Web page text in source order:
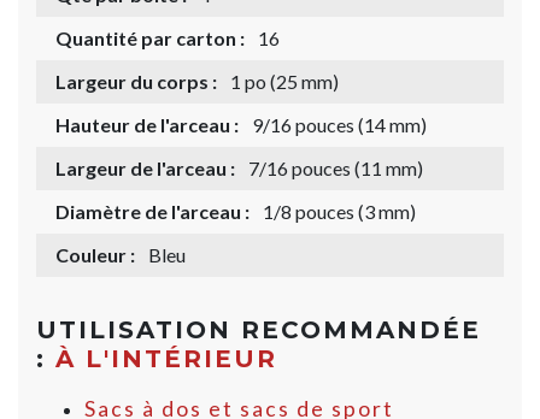
Quantité par carton :
16
Largeur du corps :
1 po (25 mm)
Hauteur de l'arceau :
9/16 pouces (14 mm)
Largeur de l'arceau :
7/16 pouces (11 mm)
Diamètre de l'arceau :
1/8 pouces (3 mm)
Couleur :
Bleu
UTILISATION RECOMMANDÉE
: À L'INTÉRIEUR
Sacs à dos et sacs de sport